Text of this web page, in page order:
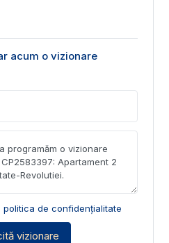
acum o vizionare
politica de confidențialitate
vizionare